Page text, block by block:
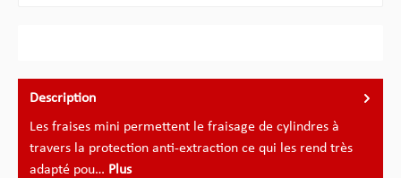
Description
Les fraises mini permettent le fraisage de cylindres à
travers la protection anti-extraction ce qui les rend très
adapté pou… Plus